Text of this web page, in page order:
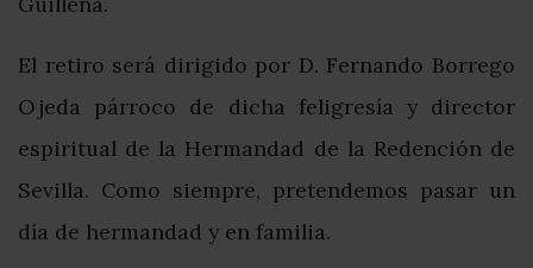
El retiro será dirigido por D. Fernando Borrego
Ojeda párroco de dicha feligresía y director
espiritual de la Hermandad de la Redención de
Sevilla. Como siempre, pretendemos pasar un
día de hermandad y en familia.